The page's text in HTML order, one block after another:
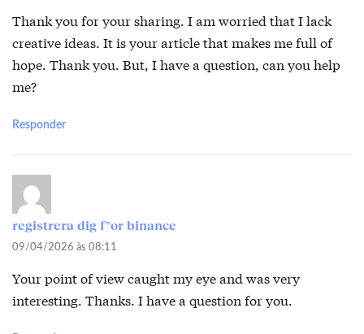
Thank you for your sharing. I am worried that I lack
creative ideas. It is your article that makes me full of
hope. Thank you. But, I have a question, can you help
me?
Responder
registrera dig f"or binance
09/04/2026 às 08:11
Your point of view caught my eye and was very
interesting. Thanks. I have a question for you.